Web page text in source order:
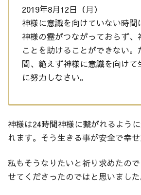
2019年8月12日（月）
神様に意識を向けていない時間
神様の霊がつながっておらず、
ことを助けることができない。
間、絶えず神様に意識を向けて
に努力しなさい。
神様は24時間神様に繋がれるよう
れます。そう生きる事が安全で幸せ
私もそうなりたいと祈り求めたの
せてくださったのではと思いました